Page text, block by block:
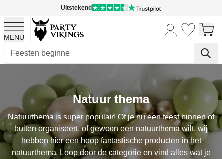
Uitstekend
MENU
Natuur thema
Natuurthema is super populair! Of je nu een feest binnen of
buiten organiseert, of gewoon een natuurthema wilt, wij
hebben hier een hoop fantastische producten in het
natuurthema. Loop door de categorie en vind alles wat je